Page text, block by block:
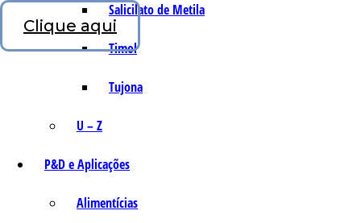
Salicilato de Metila
Timol
Tujona
U – Z
P&D e Aplicações
Alimentícias
Clique aqui